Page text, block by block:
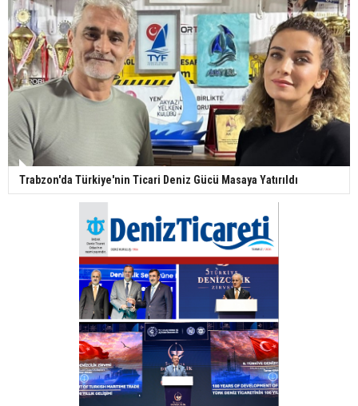
Trabzon'da Türkiye'nin Ticari Deniz Gücü Masaya Yatırıldı